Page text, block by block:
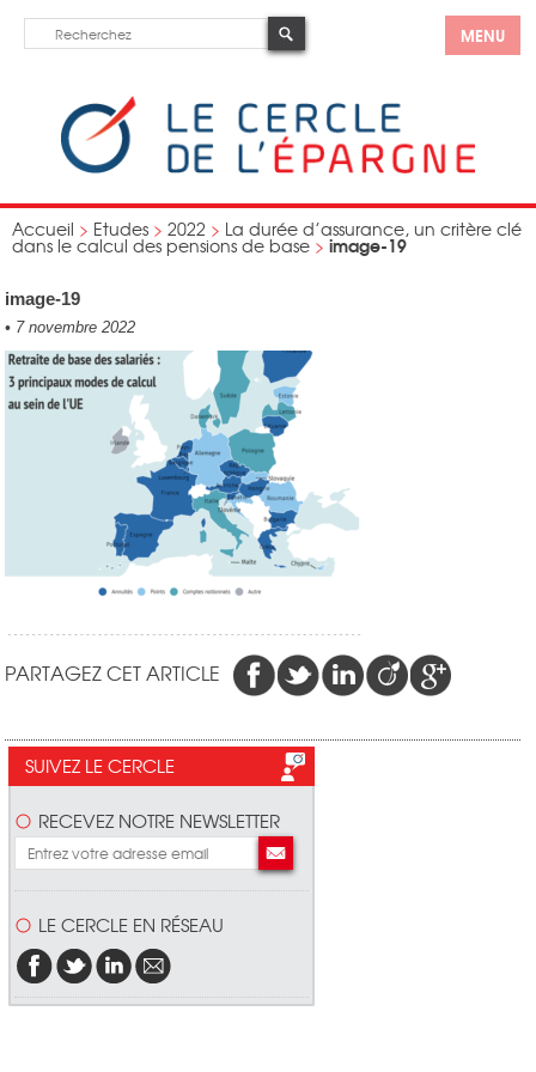
MENU
Accueil > Etudes > 2022 > La durée d’assurance, un critère clé
dans le calcul des pensions de base > image-19
image-19
• 7 novembre 2022
PARTAGEZ CET ARTICLE
SUIVEZ LE CERCLE
RECEVEZ NOTRE NEWSLETTER
LE CERCLE EN RÉSEAU